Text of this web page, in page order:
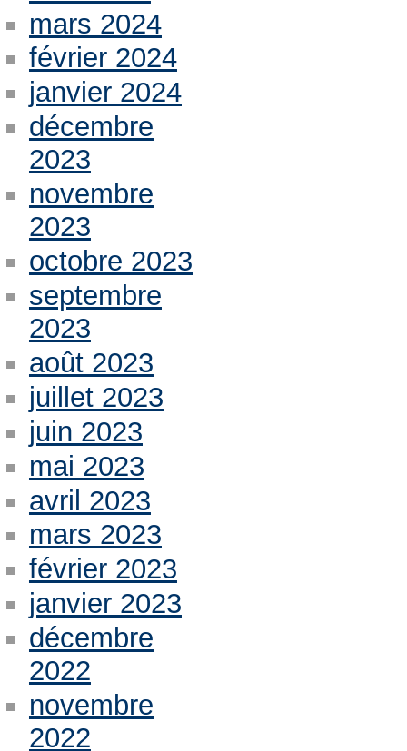
mars 2024
février 2024
janvier 2024
décembre
2023
novembre
2023
octobre 2023
septembre
2023
août 2023
juillet 2023
juin 2023
mai 2023
avril 2023
mars 2023
février 2023
janvier 2023
décembre
2022
novembre
2022